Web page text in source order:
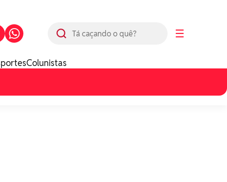
☰
Colunistas